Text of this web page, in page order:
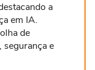
a
em IA.
de
e